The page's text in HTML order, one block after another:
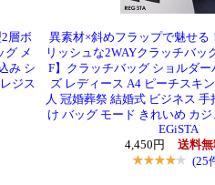
層ボ
グ メ
み シ
ジス
異素材×斜めフラップで魅せる
リッシュな2WAYクラッチバッ
F】クラッチバッグ ショルダー
ズ レディース A4 ピーチスキ
人 冠婚葬祭 結婚式 ビジネス
け バッグ モード きれいめ カ
EGiSTA
4,450円
送料無
(25